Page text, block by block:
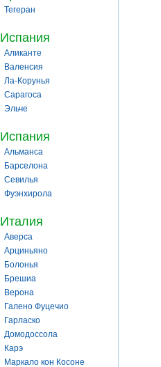
Тегеран
Испания
Аликанте
Валенсия
Ла-Корунья
Сарагоса
Эльче
Испания
Альманса
Барселона
Севилья
Фуэнхирола
Италия
Аверса
Арциньяно
Болонья
Брешиа
Верона
Галено Фуцечио
Гарласко
Домодоссола
Карэ
Маркало кон Косоне